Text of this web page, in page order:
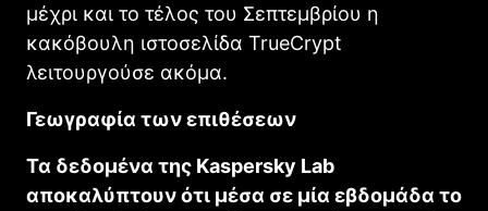
μέχρι και το τέλος του Σεπτεμβρίου η
κακόβουλη ιστοσελίδα TrueCrypt
λειτουργούσε ακόμα.
Γεωγραφία των επιθέσεων
Τα δεδομένα της Kaspersky Lab
αποκαλύπτουν ότι μέσα σε μία εβδομάδα το